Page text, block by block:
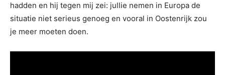
hadden en hij tegen mij zei: jullie nemen in Europa de
situatie niet serieus genoeg en vooral in Oostenrijk zou
je meer moeten doen.